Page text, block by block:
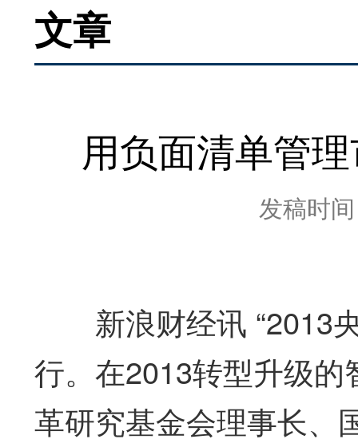
文章
用负面清单管
发稿时
新浪财经讯 “2013央
行。在2013转型升级
革研究基金会理事长、